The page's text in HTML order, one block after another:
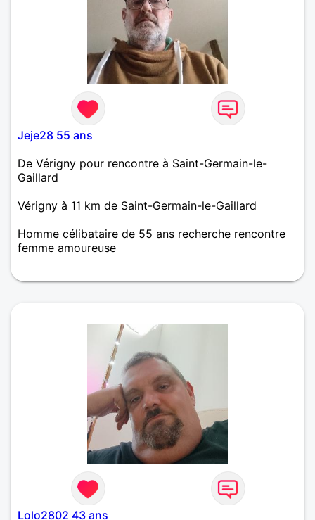
Jeje28 55 ans
De Vérigny pour rencontre à Saint-Germain-le-
Gaillard
Vérigny à 11 km de Saint-Germain-le-Gaillard
Homme célibataire de 55 ans recherche rencontre
femme amoureuse
Lolo2802 43 ans